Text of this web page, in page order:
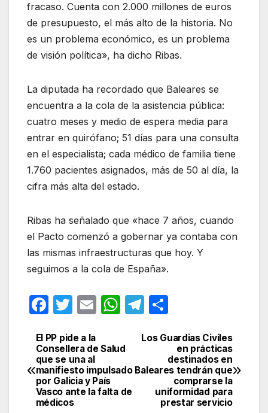
fracaso. Cuenta con 2.000 millones de euros
de presupuesto, el más alto de la historia. No
es un problema económico, es un problema
de visión política», ha dicho Ribas.
La diputada ha recordado que Baleares se
encuentra a la cola de la asistencia pública:
cuatro meses y medio de espera media para
entrar en quirófano; 51 días para una consulta
en el especialista; cada médico de familia tiene
1.760 pacientes asignados, más de 50 al día, la
cifra más alta del estado.
Ribas ha señalado que «hace 7 años, cuando
el Pacto comenzó a gobernar ya contaba con
las mismas infraestructuras que hoy. Y
seguimos a la cola de España».
F
c
e
b
o
T
itt
er
E
ail
W
at
s
A
p
T
e
gr
a
m
m
p
ar
tir
Navegación
de
entradas
Los Guardias Civiles
en prácticas
destinados en
Baleares tendrán que
comprarse la
uniformidad para
prestar servicio
El PP pide a la
Consellera de Salud
que se una al
manifiesto impulsado
por Galicia y País
Vasco ante la falta de
médicos